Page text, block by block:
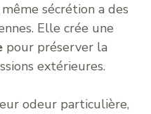
sécrétion a des
Elle crée une
pour préserver la
extérieures.
odeur particulière,